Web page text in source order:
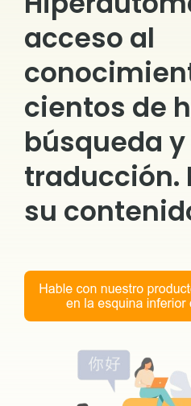
acceso al
cientos de
búsqueda y
traducción.
su